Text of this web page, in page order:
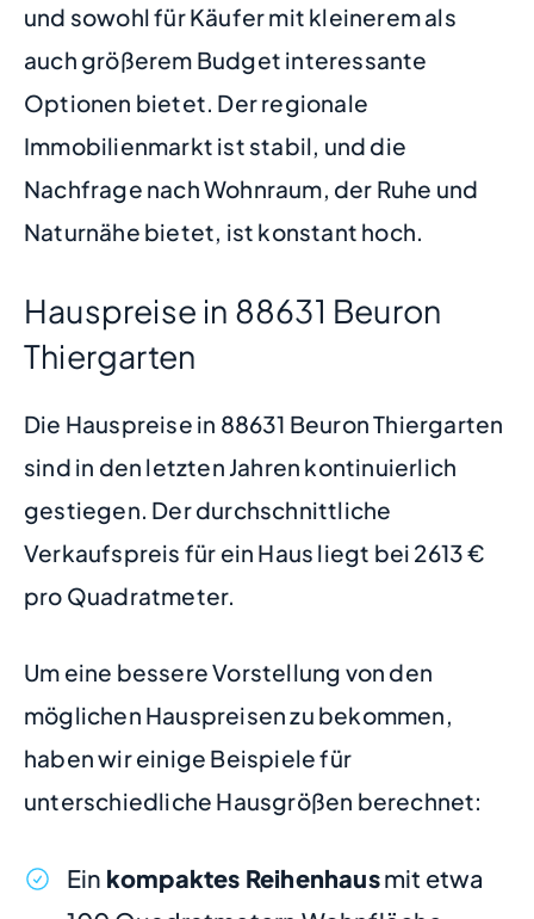
und sowohl für Käufer mit kleinerem als
auch größerem Budget interessante
Optionen bietet. Der regionale
Immobilienmarkt ist stabil, und die
Nachfrage nach Wohnraum, der Ruhe und
Naturnähe bietet, ist konstant hoch.
Hauspreise in 88631 Beuron
Thiergarten
Die Hauspreise in 88631 Beuron Thiergarten
sind in den letzten Jahren kontinuierlich
gestiegen. Der durchschnittliche
Verkaufspreis für ein Haus liegt bei 2613 €
pro Quadratmeter.
Um eine bessere Vorstellung von den
möglichen Hauspreisen zu bekommen,
haben wir einige Beispiele für
unterschiedliche Hausgrößen berechnet:
Ein kompaktes Reihenhausmit etwa